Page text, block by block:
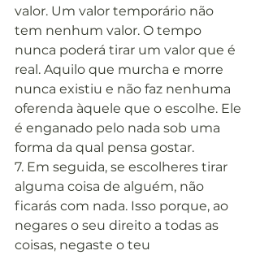
valor. Um valor temporário não
tem nenhum valor. O tempo
nunca poderá tirar um valor que é
real. Aquilo que murcha e morre
nunca existiu e não faz nenhuma
oferenda àquele que o escolhe. Ele
é enganado pelo nada sob uma
forma da qual pensa gostar.
7. Em seguida, se escolheres tirar
alguma coisa de alguém, não
ficarás com nada. Isso porque, ao
negares o seu direito a todas as
coisas, negaste o teu